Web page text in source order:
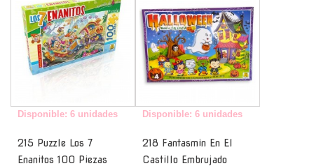
Disponible: 6 unidades
215 Puzzle Los 7
Enanitos 100 Piezas
Disponible: 6 unidades
218 Fantasmin En El
Castillo Embrujado